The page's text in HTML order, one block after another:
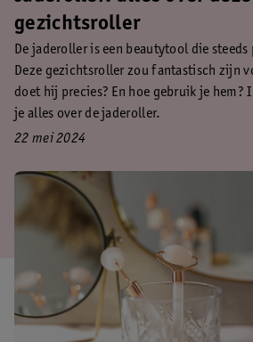
gezichtsroller
De jaderoller is een beautytool die
Deze gezichtsroller zou fantastisch zijn
doet hij precies? En hoe gebruik je hem?
je alles over de jaderoller.
22 mei 2024